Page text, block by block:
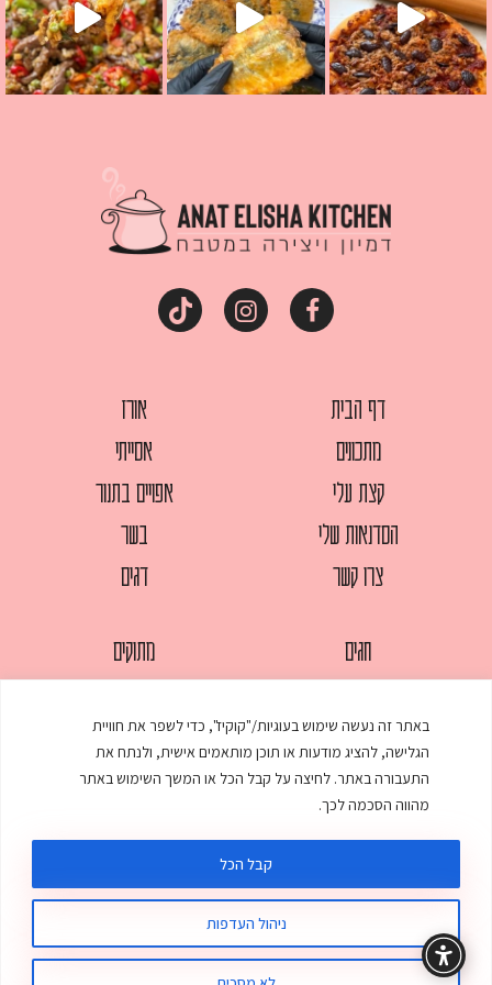
באתר זה נעשה שימוש בעוגיות/"קוקיז", כדי לשפר את חוויית
הגלישה, להציג מודעות או תוכן מותאמים אישית, ולנתח את
התעבורה באתר. לחיצה על קבל הכל או המשך השימוש באתר
מהווה הסכמה לכך.
ניהול העדפות
קבל הכל
דף הבית
מתכונים
קצת עלי
הסדנאות שלי
צרו קשר
אורז
אסייתי
אפויים בתנור
בשר
דגים
חגים
מאפים
ממולאים
מרקים
מתוקים
עוגות
עוף
© כל הזכויות שמורות לענת אלישע | עיצוב ובניית אתר
תקנון האתר מדיניות פרטיות